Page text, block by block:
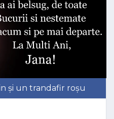
și un trandafir roșu